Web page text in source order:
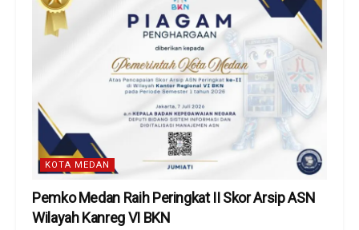
KOTA MEDAN
Pemko Medan Raih Peringkat II Skor Arsip ASN
Wilayah Kanreg VI BKN